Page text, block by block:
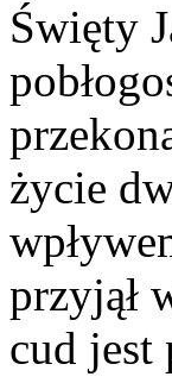
Święty
życie
przyjął
cud jest